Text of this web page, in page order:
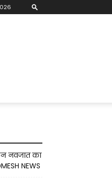
नवजात का
NEWS